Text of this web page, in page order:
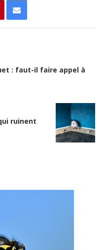
: faut-il faire appel à
ruinent